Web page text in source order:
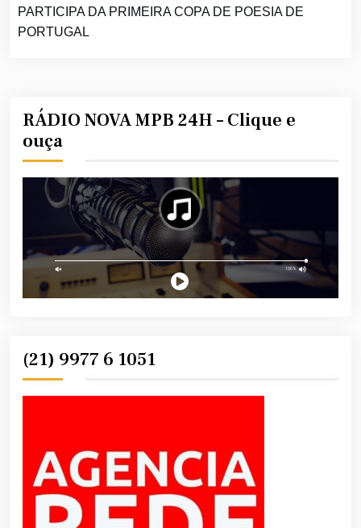
PARTICIPA DA PRIMEIRA COPA DE POESIA DE
PORTUGAL
RÁDIO NOVA MPB 24H – Clique e
ouça
(21) 9977 6 1051